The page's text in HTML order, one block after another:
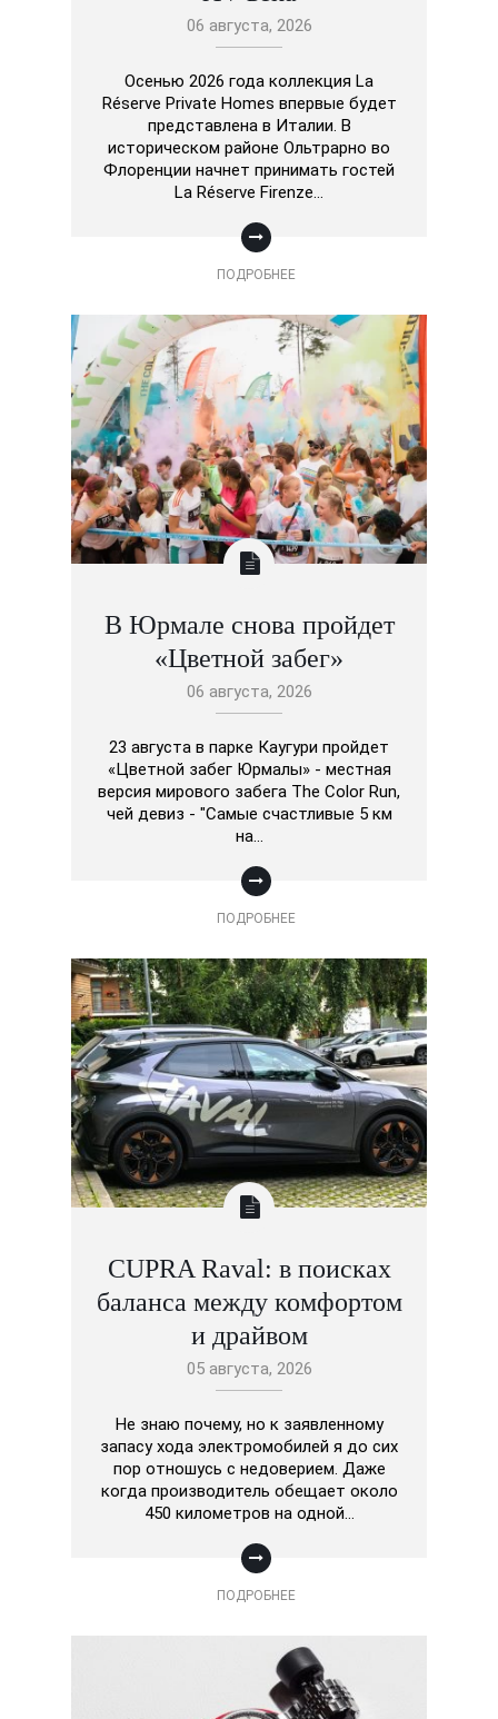
06 августа, 2026
Осенью 2026 года коллекция La
Réserve Private Homes впервые будет
представлена в Италии. В
историческом районе Ольтрарно во
Флоренции начнет принимать гостей
La Réserve Firenze…
ПОДРОБНЕЕ
В Юрмале снова пройдет
«Цветной забег»
06 августа, 2026
23 августа в парке Каугури пройдет
«Цветной забег Юрмалы» - местная
версия мирового забега The Color Run,
чей девиз - "Самые счастливые 5 км
на…
ПОДРОБНЕЕ
CUPRA Raval: в поисках
баланса между комфортом
и драйвом
05 августа, 2026
Не знаю почему, но к заявленному
запасу хода электромобилей я до сих
пор отношусь с недоверием. Даже
когда производитель обещает около
450 километров на одной…
ПОДРОБНЕЕ